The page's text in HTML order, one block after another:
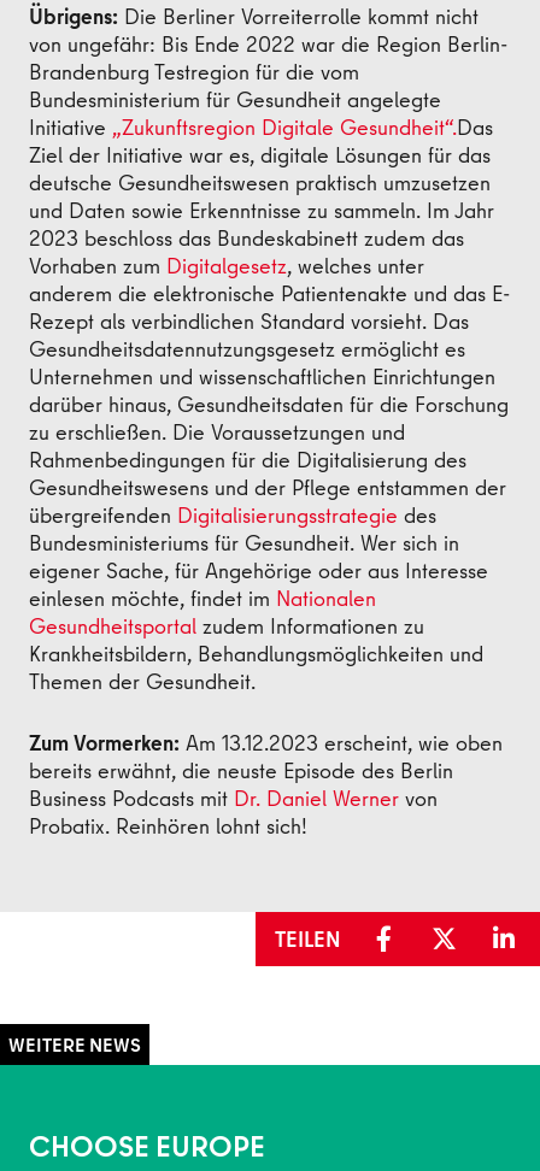
Übrigens: Die Berliner Vorreiterrolle kommt nicht
von ungefähr: Bis Ende 2022 war die Region Berlin-
Brandenburg Testregion für die vom
Bundesministerium für Gesundheit angelegte
Initiative „Zukunftsregion Digitale Gesundheit“.Das
Ziel der Initiative war es, digitale Lösungen für das
deutsche Gesundheitswesen praktisch umzusetzen
und Daten sowie Erkenntnisse zu sammeln. Im Jahr
2023 beschloss das Bundeskabinett zudem das
Vorhaben zum Digitalgesetz, welches unter
anderem die elektronische Patientenakte und das E-
Rezept als verbindlichen Standard vorsieht. Das
Gesundheitsdatennutzungsgesetz ermöglicht es
Unternehmen und wissenschaftlichen Einrichtungen
darüber hinaus, Gesundheitsdaten für die Forschung
zu erschließen. Die Voraussetzungen und
Rahmenbedingungen für die Digitalisierung des
Gesundheitswesens und der Pflege entstammen der
übergreifenden Digitalisierungsstrategie des
Bundesministeriums für Gesundheit. Wer sich in
eigener Sache, für Angehörige oder aus Interesse
einlesen möchte, findet im Nationalen
Gesundheitsportal zudem Informationen zu
Krankheitsbildern, Behandlungsmöglichkeiten und
Themen der Gesundheit.
Zum Vormerken: Am 13.12.2023 erscheint, wie oben
bereits erwähnt, die neuste Episode des Berlin
Business Podcasts mit Dr. Daniel Werner von
Probatix. Reinhören lohnt sich!
TEILEN
CHOOSE EUROPE